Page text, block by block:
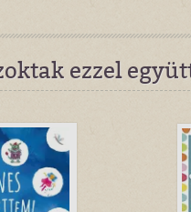
ezzel